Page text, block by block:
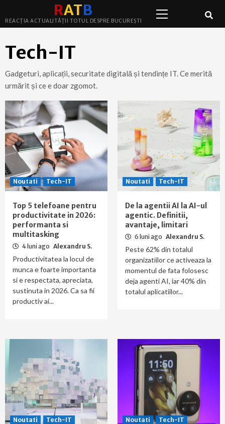
to
RATB
REACȚIA ACTUALITĂȚII TOTUL DESPRE BUCUREȘTI
Menu
Tech-IT
Gadgeturi, aplicații, securitate digitală și tendințe IT. Ce merită
urmărit și ce e doar zgomot.
Noutati Tech-IT
Top 5 telefoane pentru
productivitate in 2026:
performanta si
multitasking
4 luni ago Alexandru S.
Productivitatea la locul de
munca e foarte importanta
si e respectata, apreciata,
sustinuta in 2026. Ca sa fii
productiv ai...
Noutati Tech-IT
De la agentii AI la AI-ul
agentic. Definitii,
avantaje, limitari
6 luni ago Alexandru S.
Peste 62% din totalul
organizatiilor ce activeaza la
momentul de fata folosesc
deja agenti AI, iar 40% din
totalul aplicatiilor...
Noutati Tech-IT Noutati Tech-IT